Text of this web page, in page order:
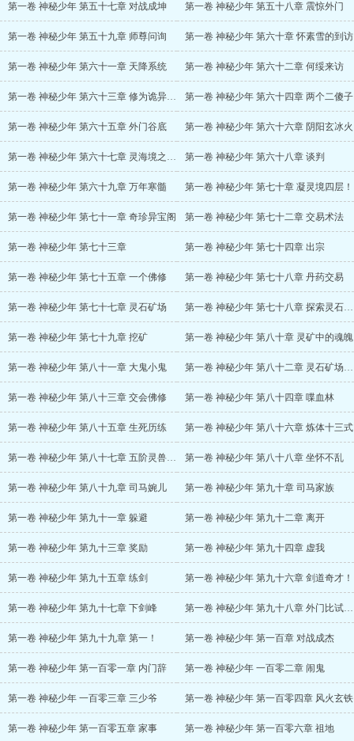
第一卷 神秘少年 第五十七章 对战成坤 第一卷 神秘少年 第五十八章 震惊外门
第一卷 神秘少年 第五十九章 师尊问询 第一卷 神秘少年 第六十章 怀素雪的到访
第一卷 神秘少年 第六十一章 天降系统 第一卷 神秘少年 第六十二章 何绥来访
第一卷 神秘少年 第六十三章 修为诡异的倒退 第一卷 神秘少年 第六十四章 两个二傻子
第一卷 神秘少年 第六十五章 外门谷底 第一卷 神秘少年 第六十六章 阴阳玄冰火
第一卷 神秘少年 第六十七章 灵海境之战！ 第一卷 神秘少年 第六十八章 谈判
第一卷 神秘少年 第六十九章 万年寒髓 第一卷 神秘少年 第七十章 凝灵境四层！
第一卷 神秘少年 第七十一章 奇珍异宝阁 第一卷 神秘少年 第七十二章 交易术法
第一卷 神秘少年 第七十三章 第一卷 神秘少年 第七十四章 出宗
第一卷 神秘少年 第七十五章 一个佛修 第一卷 神秘少年 第七十八章 丹药交易
第一卷 神秘少年 第七十七章 灵石矿场 第一卷 神秘少年 第七十八章 探索灵石矿洞
第一卷 神秘少年 第七十九章 挖矿 第一卷 神秘少年 第八十章 灵矿中的魂魄
第一卷 神秘少年 第八十一章 大鬼小鬼 第一卷 神秘少年 第八十二章 灵石矿场之变
第一卷 神秘少年 第八十三章 交会佛修 第一卷 神秘少年 第八十四章 喋血林
第一卷 神秘少年 第八十五章 生死历练 第一卷 神秘少年 第八十六章 炼体十三式
第一卷 神秘少年 第八十七章 五阶灵兽紫金蛟 第一卷 神秘少年 第八十八章 坐怀不乱
第一卷 神秘少年 第八十九章 司马婉儿 第一卷 神秘少年 第九十章 司马家族
第一卷 神秘少年 第九十一章 躲避 第一卷 神秘少年 第九十二章 离开
第一卷 神秘少年 第九十三章 奖励 第一卷 神秘少年 第九十四章 虚我
第一卷 神秘少年 第九十五章 练剑 第一卷 神秘少年 第九十六章 剑道奇才！
第一卷 神秘少年 第九十七章 下剑峰 第一卷 神秘少年 第九十八章 外门比试开启
第一卷 神秘少年 第九十九章 第一！ 第一卷 神秘少年 第一百章 对战成杰
第一卷 神秘少年 第一百零一章 内门辞 第一卷 神秘少年 一百零二章 闹鬼
第一卷 神秘少年 一百零三章 三少爷 第一卷 神秘少年 第一百零四章 风火玄铁
第一卷 神秘少年 第一百零五章 家事 第一卷 神秘少年 第一百零六章 祖地